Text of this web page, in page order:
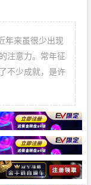
年来虽很少出现
注意力。常年征
不少成就，是许